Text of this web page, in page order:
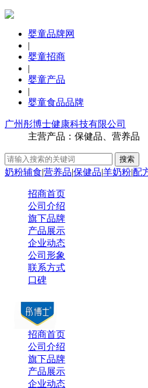
婴童品牌网
|
婴童招商
|
婴童产品
|
婴童食品品牌
广州彤博士健康科技有限公司
主营产品：保健品、营养品
奶粉辅食|营养品|保健品|羊奶粉|配
招商首页
公司介绍
旗下品牌
产品展示
企业动态
公司形象
联系方式
口碑
招商首页
公司介绍
旗下品牌
产品展示
企业动态